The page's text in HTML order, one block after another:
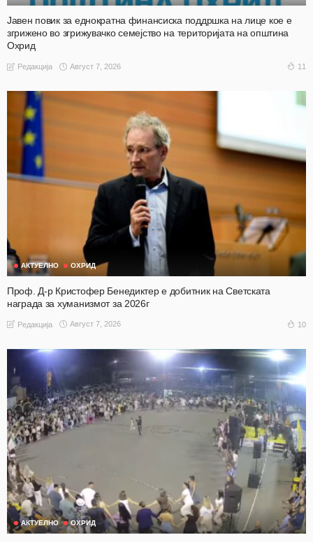
Јавен повик за еднократна финансиска поддршка на лице кое е
згрижено во згрижувачко семејство на територијата на општина
Охрид
Редакција Август 7, 2026 11
АКТУЕЛНО ОХРИД
Проф. Д-р Кристофер Бенедиктер е добитник на Светската
награда за хуманизмот за 2026г
Редакција Август 7, 2026 10
АКТУЕЛНО ОХРИД